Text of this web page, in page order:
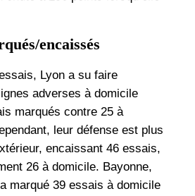
encaissés
Lyon a su faire
adverses à domicile
marqués contre 25 à
leur défense est plus
encaissant 46 essais,
26 à domicile. Bayonne,
marqué 39 essais à domicile